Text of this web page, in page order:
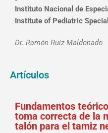
Instituto Nacional de
Institute of Pediatric
Dr. Ramón Ruiz-Maldonado
Artículos
Fundamentos
toma correcta de la
talón para el tamiz